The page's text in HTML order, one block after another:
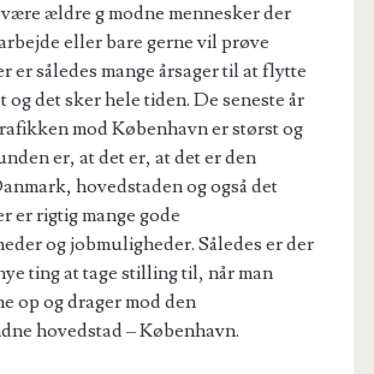
ældre g modne mennesker der
eller bare gerne vil prøve
er således mange årsager til at flytte
det sker hele tiden. De seneste år
mod København er størst og
er, at det er, at det er den
hovedstaden og også det
er rigtig mange gode
og jobmuligheder. Således er der
ting at tage stilling til, når man
op og drager mod den
hovedstad – København.